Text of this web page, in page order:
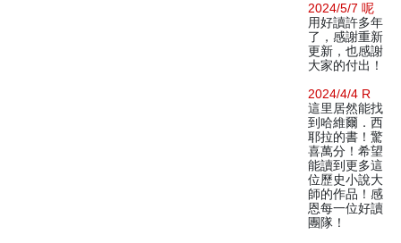
2024/5/7 呢
用好讀許多年
了，感謝重新
更新，也感謝
大家的付出！
2024/4/4 R
這里居然能找
到哈維爾．西
耶拉的書！驚
喜萬分！希望
能讀到更多這
位歷史小說大
師的作品！感
恩每一位好讀
團隊！